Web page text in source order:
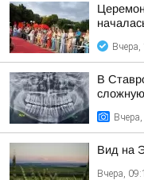
В
Вид на
Вчера,